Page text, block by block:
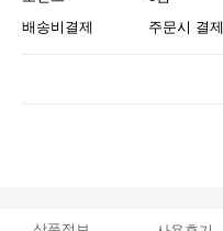
배송비결제
주문시 결제